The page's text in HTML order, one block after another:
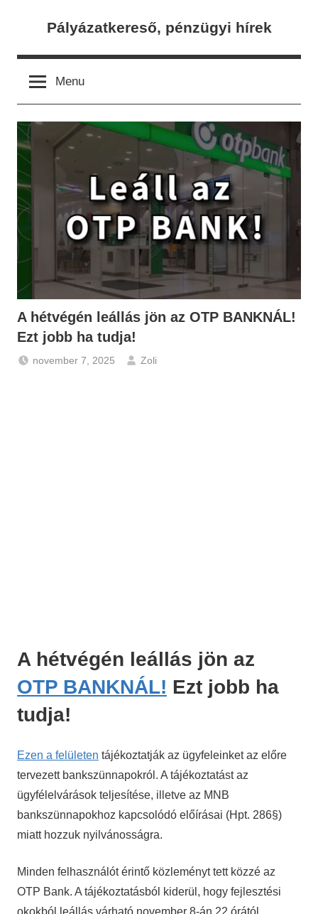
Pályázatkereső, pénzügyi hírek
Menu
A hétvégén leállás jön az OTP BANKNÁL!
Ezt jobb ha tudja!
november 7, 2025
Zoli
A hétvégén leállás jön az
OTP BANKNÁL! Ezt jobb ha
tudja!
Ezen a felületen tájékoztatják az ügyfeleinket az előre
tervezett bankszünnapokról. A tájékoztatást az
ügyfélelvárások teljesítése, illetve az MNB
bankszünnapokhoz kapcsolódó előírásai (Hpt. 286§)
miatt hozzuk nyilvánosságra.
Minden felhasználót érintő közleményt tett közzé az
OTP Bank. A tájékoztatásból kiderül, hogy fejlesztési
okokból leállás várható november 8-án 22 órától